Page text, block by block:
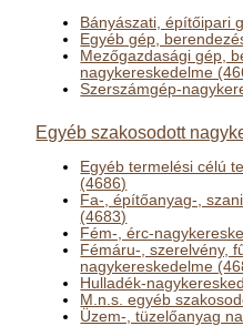
Bányászati, építőipari
Egyéb gép,
Mezőgazdasági gép,
nagykereskedelme
Szerszámgép-
Egyéb szakosodott
Egyéb termelési célú
(4686)
Fa-, építőanyag-,
(4683)
Fém-, érc-
Fémáru-, szerelvény,
nagykereskedelme
Hulladék-
M.n.s. egyéb
Üzem-, tüzelőanyag